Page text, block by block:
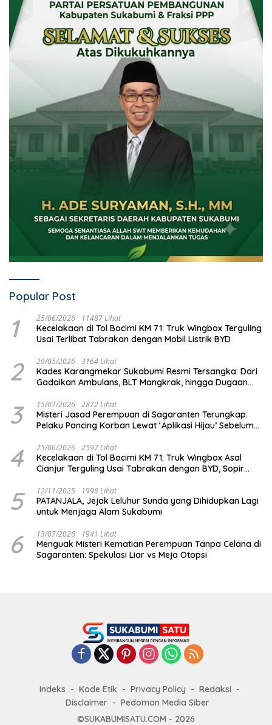
Popular Post
1 25/06/2026 11487 Lihat
Kecelakaan di Tol Bocimi KM 71: Truk Wingbox Terguling
Usai Terlibat Tabrakan dengan Mobil Listrik BYD
2 29/05/2026 3164 Lihat
Kades Karangmekar Sukabumi Resmi Tersangka: Dari
Gadaikan Ambulans, BLT Mangkrak, hingga Dugaan
3 15/07/2026 2872 Lihat
Misteri Jasad Perempuan di Sagaranten Terungkap:
Pelaku Pancing Korban Lewat ‘Aplikasi Hijau’ Sebelum
4 25/06/2026 2597 Lihat
Kecelakaan di Tol Bocimi KM 71: Truk Wingbox Asal
Cianjur Terguling Usai Tabrakan dengan BYD, Sopir
5 12/11/2025 1998 Lihat
PATANJALA, Jejak Leluhur Sunda yang Dihidupkan Lagi
untuk Menjaga Alam Sukabumi
6 13/07/2026 1941 Lihat
Menguak Misteri Kematian Perempuan Tanpa Celana di
Sagaranten: Spekulasi Liar vs Meja Otopsi
Indeks Kode Etik Privacy Policy
Redaksi
Disclaimer
Pedoman Media Siber
©SUKABUMISATU.COM - 2026